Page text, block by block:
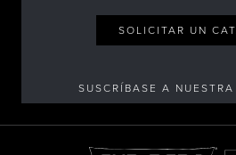
SOLICITAR UN
SUSCRÍBASE A NUESTRA